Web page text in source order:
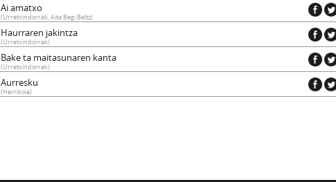
Ai amatxo
(Urretxindorrak, Aita Begi Beltz)
Haurraren jakintza
(Urretxindorrak)
Bake ta maitasunaren kanta
(Urretxindorrak)
Aurresku
(Herrikoia)